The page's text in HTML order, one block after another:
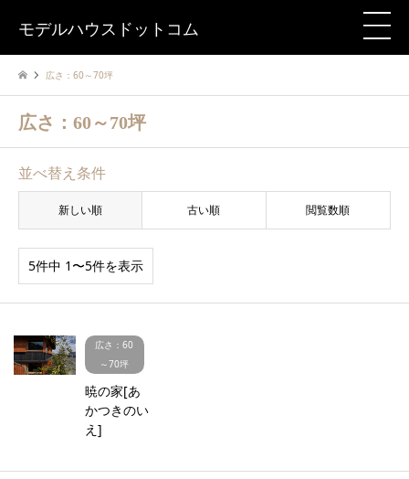
モデルハウスドットコム
広さ：60～70坪
広さ：60～70坪
並べ替え条件
新しい順 古い順 閲覧数順
5件中 1〜5件を表示
広さ：60
～70坪
暁の家[あ
かつきのい
え]